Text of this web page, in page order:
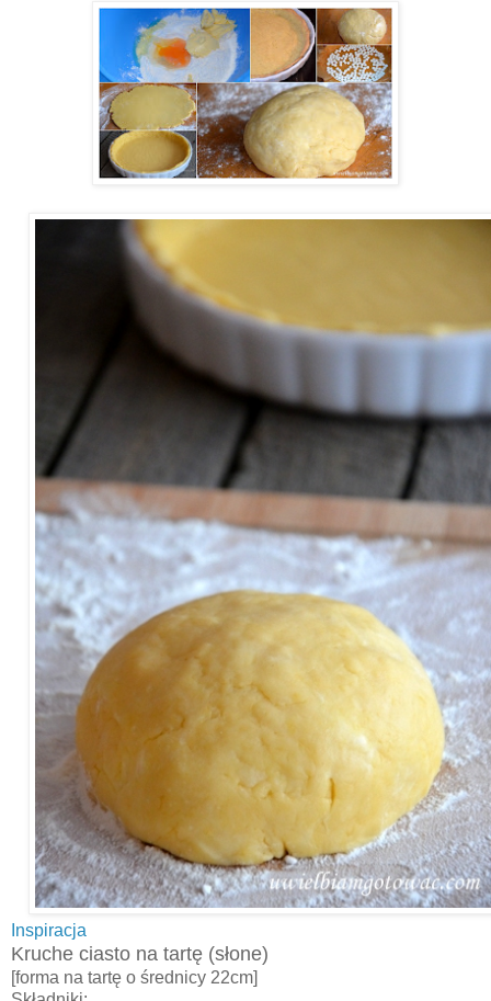
Inspiracja
Kruche ciasto na tartę (słone)
[forma na tartę o średnicy 22cm]